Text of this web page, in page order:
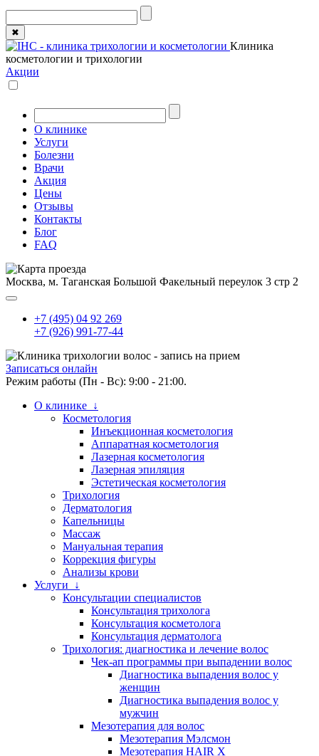
✖
Клиника
косметологии и трихологии
Акции
О клинике
Услуги
Болезни
Врачи
Акция
Цены
Отзывы
Контакты
Блог
FAQ
Москва, м. Таганская Большой Факельный переулок 3 стр 2
+7 (495) 04 92 269
+7 (926) 991-77-44
Записаться онлайн
Режим работы (Пн - Вс): 9:00 - 21:00.
О клинике ↓
Косметология
Инъекционная косметология
Аппаратная косметология
Лазерная косметология
Лазерная эпиляция
Эстетическая косметология
Трихология
Дерматология
Капельницы
Массаж
Мануальная терапия
Коррекция фигуры
Анализы крови
Услуги ↓
Консультации специалистов
Консультация трихолога
Консультация косметолога
Консультация дерматолога
Трихология: диагностика и лечение волос
Чек-ап программы при выпадении волос
Диагностика выпадения волос у
женщин
Диагностика выпадения волос у
мужчин
Мезотерапия для волос
Мезотерапия Мэлсмон
Мезотерапия HAIR X